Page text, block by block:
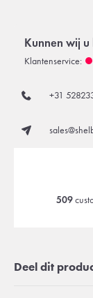
Kunnen wij u
Klantenservice:
+31
509
Deel dit